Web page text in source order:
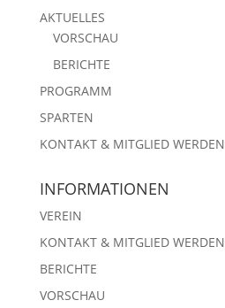
AKTUELLES
VORSCHAU
BERICHTE
PROGRAMM
SPARTEN
KONTAKT & MITGLIED WERDEN
INFORMATIONEN
VEREIN
KONTAKT & MITGLIED WERDEN
BERICHTE
VORSCHAU